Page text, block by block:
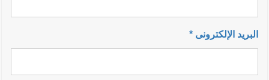
البريد الإلكترونى *